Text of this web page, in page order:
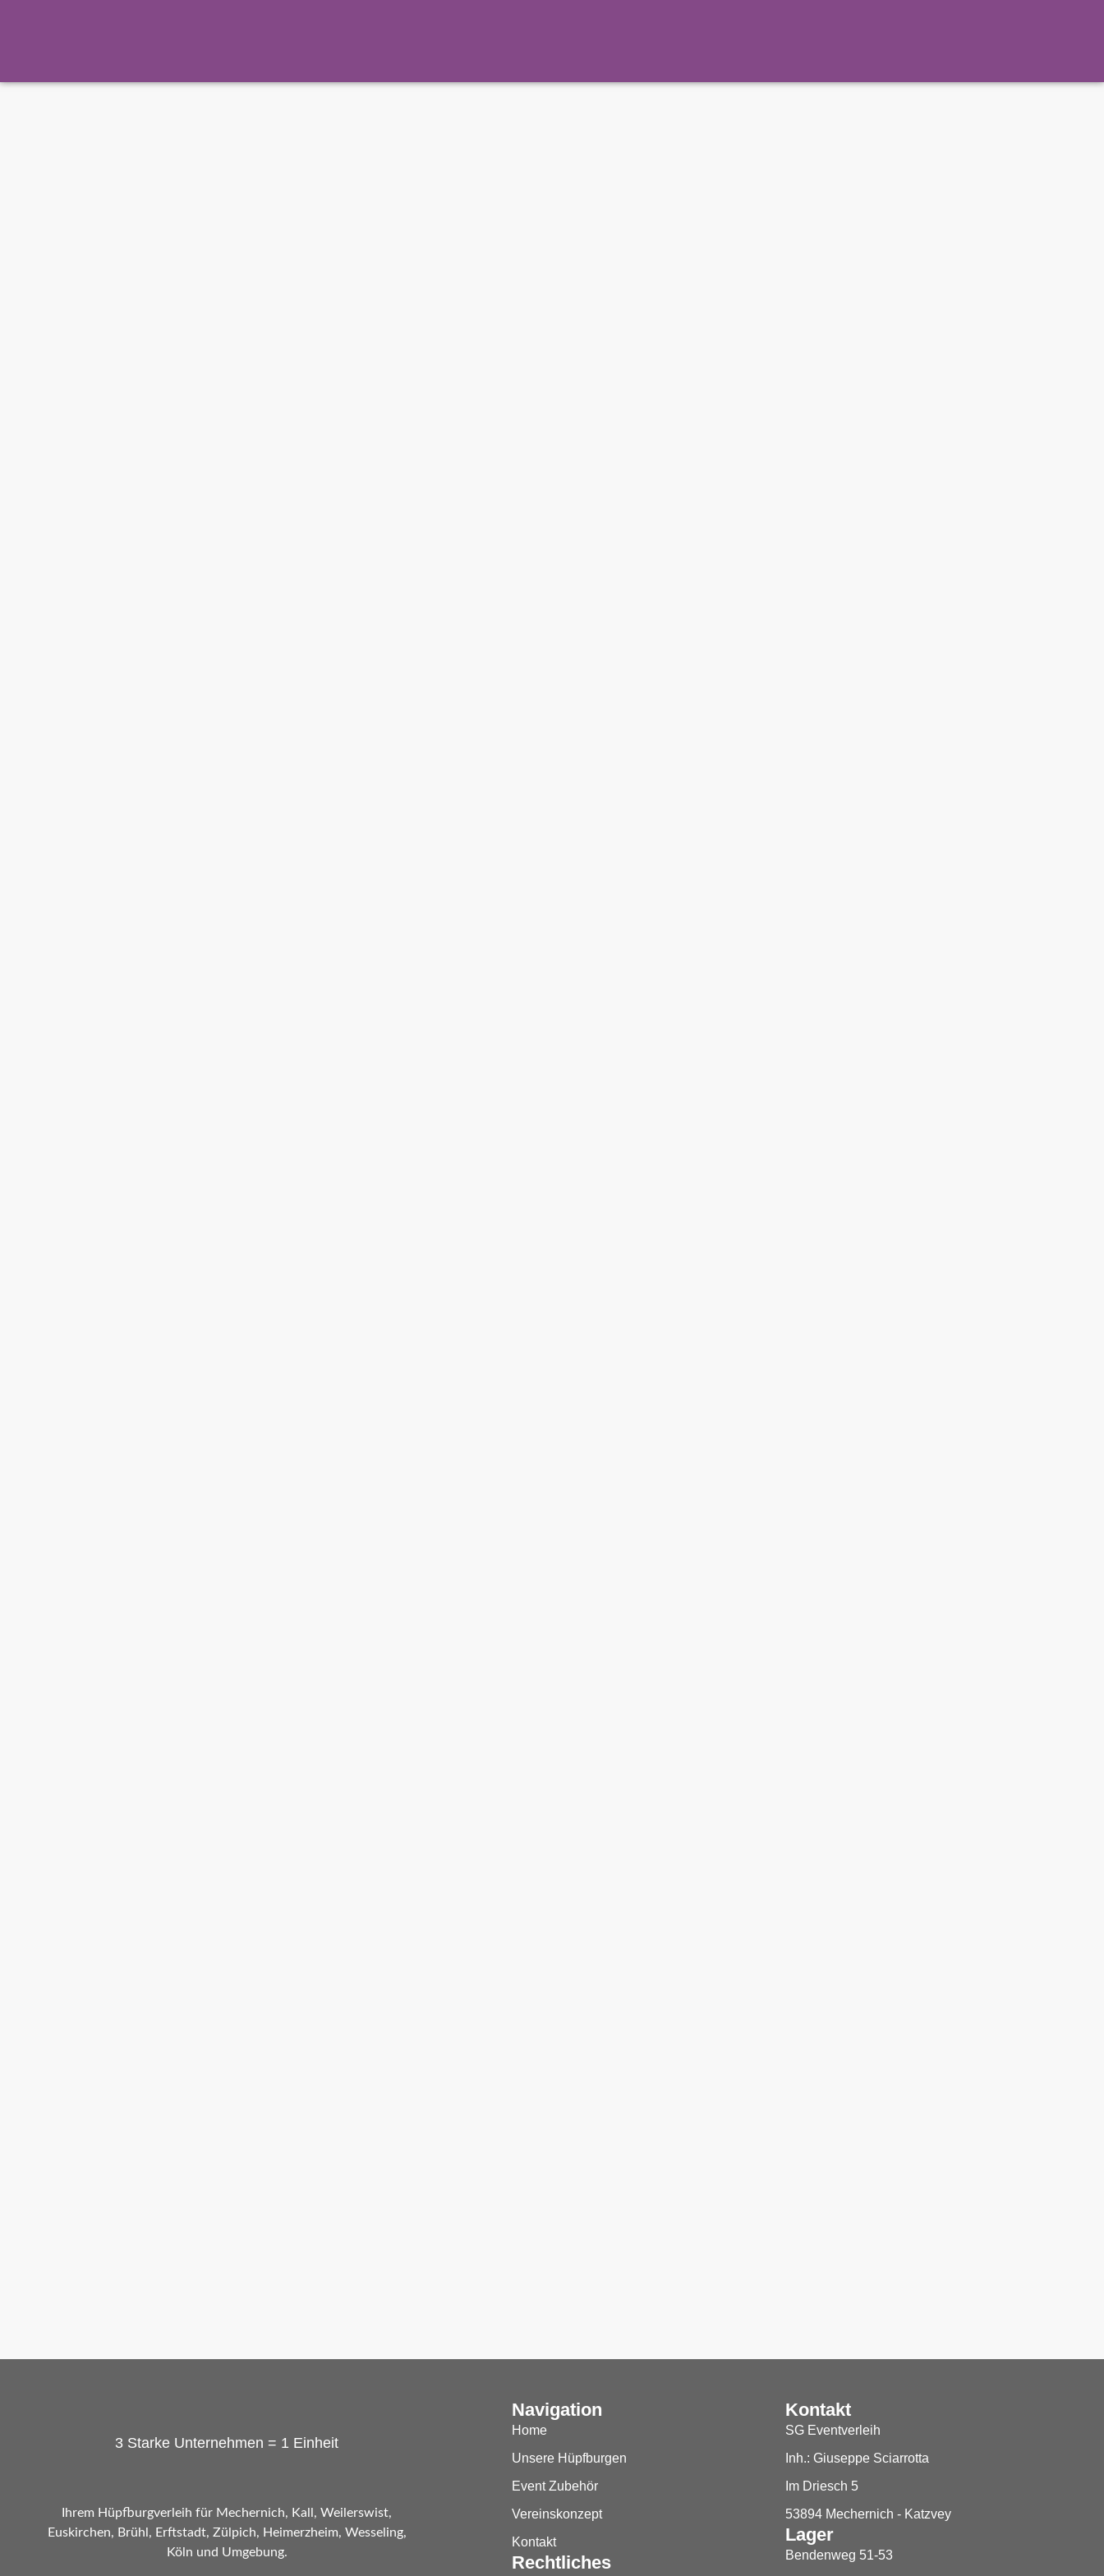
3 Starke Unternehmen = 1 Einheit
Ihrem Hüpfburgverleih für Mechernich, Kall, Weilerswist,
Euskirchen, Brühl, Erftstadt, Zülpich, Heimerzheim, Wesseling,
Köln und Umgebung.
Navigation
Home
Unsere Hüpfburgen
Event Zubehör
Vereinskonzept
Kontakt
Rechtliches
Kontakt
SG Eventverleih
Inh.: Giuseppe Sciarrotta
Im Driesch 5
53894 Mechernich - Katzvey
Lager
Bendenweg 51-53